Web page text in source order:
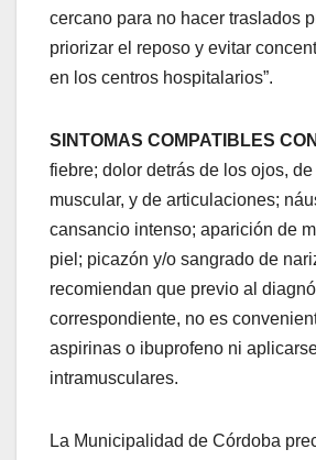
cercano para no hacer traslados
priorizar el reposo y evitar
en los centros hospitalarios”.
SINTOMAS COMPATIBLES
fiebre; dolor detrás de los ojos,
muscular, y de articulaciones;
cansancio intenso; aparición de
piel; picazón y/o sangrado de
recomiendan que previo al
correspondiente, no es
aspirinas o ibuprofeno ni
intramusculares.
La Municipalidad de Córdoba